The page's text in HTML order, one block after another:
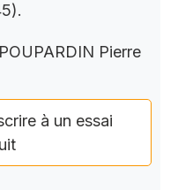
Pierre
à un essai